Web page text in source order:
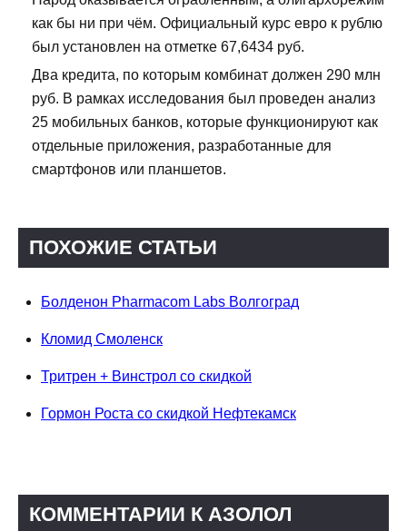
как бы ни при чём. Официальный курс евро к рублю
был установлен на отметке 67,6434 руб.
Два кредита, по которым комбинат должен 290 млн
руб. В рамках исследования был проведен анализ
25 мобильных банков, которые функционируют как
отдельные приложения, разработанные для
смартфонов или планшетов.
ПОХОЖИЕ СТАТЬИ
Болденон Pharmacom Labs Волгоград
Кломид Смоленск
Тритрен + Винстрол со скидкой
Гормон Роста со скидкой Нефтекамск
КОММЕНТАРИИ К АЗОЛОЛ